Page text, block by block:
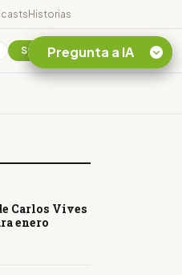
Historias
Suscribirse
Carlos Vives
enero
Pregunta a IA